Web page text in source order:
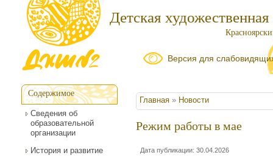
Детская
Версия для
Содержимое
Сведения об
образовательной
организации
История и развитие
Вы здесь
Главная » Новости
Режим работы в мае
Дата публикации: 30.04.2026